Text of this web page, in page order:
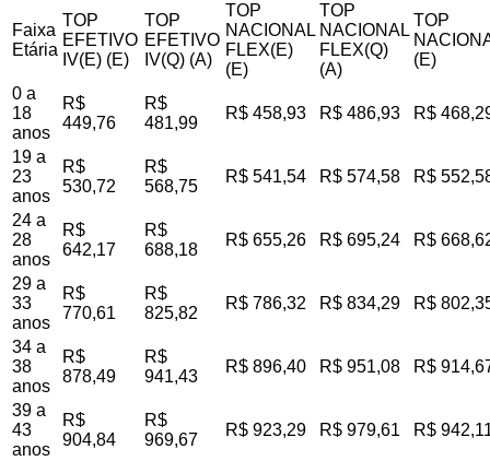
Faixa
Etária
TOP
EFETIVO
IV(E) (E)
TOP
EFETIVO
IV(Q) (A)
TOP
NACIONAL
FLEX(E)
(E)
TOP
NACIONAL
FLEX(Q)
(A)
TOP
(E)
0 a
18
anos
R$
449,76
R$
481,99
R$ 458,93 R$ 486,93 R$
19 a
23
anos
R$
530,72
R$
568,75
R$ 541,54 R$ 574,58 R$
24 a
28
anos
R$
642,17
R$
688,18
R$ 655,26 R$ 695,24 R$
29 a
33
anos
R$
770,61
R$
825,82
R$ 786,32 R$ 834,29 R$
34 a
38
anos
R$
878,49
R$
941,43
R$ 896,40 R$ 951,08 R$
39 a
43
anos
R$
904,84
R$
969,67
R$ 923,29 R$ 979,61 R$